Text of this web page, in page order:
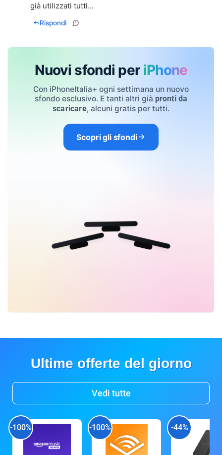
già utilizzati tutti...
Rispondi
Nuovi sfondi per iPhone
Con iPhoneItalia+ ogni settimana un nuovo
sfondo esclusivo. E tanti altri già pronti da
scaricare, alcuni gratis per tutti.
Scopri gli sfondi
Ultime offerte del giorno
Vedi tutte
-100% -100% -44%